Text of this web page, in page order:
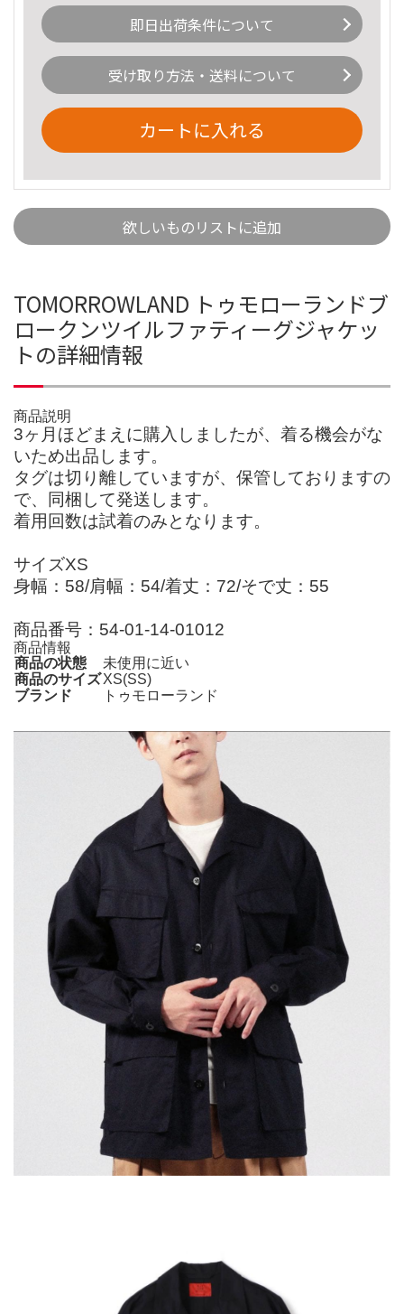
即日出荷条件について
受け取り方法・送料について
カートに入れる
欲しいものリストに追加
TOMORROWLAND トゥモローランドブ
ロークンツイルファティーグジャケッ
トの詳細情報
商品説明
3ヶ月ほどまえに購入しましたが、着る機会がな
いため出品します。
タグは切り離していますが、保管しておりますの
で、同梱して発送します。
着用回数は試着のみとなります。
サイズXS
身幅：58/肩幅：54/着丈：72/そで丈：55
商品番号：54-01-14-01012
商品情報
商品の状態
未使用に近い
商品のサイズXS(SS)
ブランド
トゥモローランド